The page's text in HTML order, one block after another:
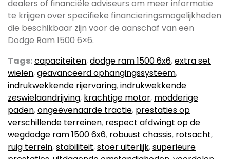
dealers of financiële adviseurs om meer informatie
te krijgen over specifieke financieringsmogelijkheden
die beschikbaar zijn voor de aanschaf van een
Dodge Ram 1500 6×6.
Tags:capaciteiten,dodge ram 1500 6x6,extra set
wielen,geavanceerd ophangingssysteem,
indrukwekkende rijervaring,indrukwekkende
zeswielaandrijving, krachtige motor, modderige
paden,ongeëvenaarde tractie, prestaties op
verschillende terreinen, respect afdwingt op de
wegdodge ram 1500 6x6, robuust chassis, rotsacht,
ruig terrein,stabiliteit,stoer uiterlijk,superieure